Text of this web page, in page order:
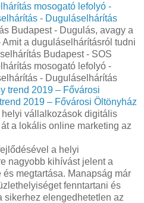
mosogató lefolyó -
- Duguláselhárítás
Budapest - Dugulás, avagy a
a duguláselhárításról tudni
Budapest - SOS
mosogató lefolyó -
- Duguláselhárítás
trend 2019 – Fővárosi
2019 – Fővárosi Öltönyház
helyi vállalkozások digitális
a lokális online marketing az
a helyi
nagyobb kihívást jelent a
megtartása. Manapság már
fenntartani és
sikerhez elengedhetetlen az